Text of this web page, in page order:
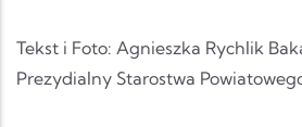
Tekst i Foto: Agnieszka Rychlik
Prezydialny Starostwa